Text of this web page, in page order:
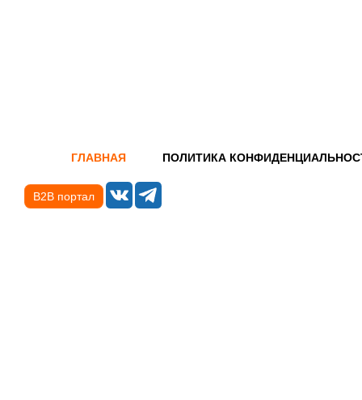
ГЛАВНАЯ ПОЛИТИКА
B2B портал